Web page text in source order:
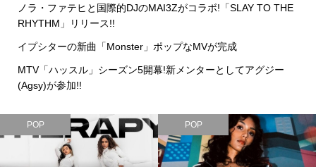
ノラ・ファテヒと国際的DJのMAI3Zがコラボ!「SLAY TO THE
RHYTHM」リリース!!
イプシターの新曲「Monster」ポップなMVが完成
MTV「ハッスル」シーズン5開幕!新メンターとしてアグジー
(Agsy)が参加!!
POP POP